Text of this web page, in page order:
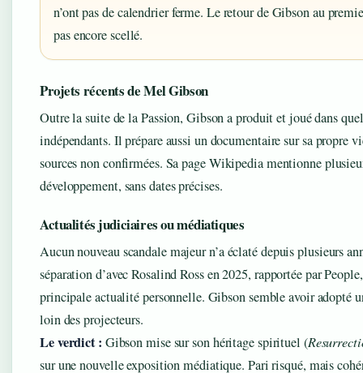
n’ont pas de calendrier ferme. Le retour de Gibson au
pas encore scellé.
Projets récents de Mel Gibson
Outre la suite de la Passion, Gibson a produit et joué dans
indépendants. Il prépare aussi un documentaire sur sa propre
sources non confirmées. Sa page Wikipedia mentionne
développement, sans dates précises.
Actualités judiciaires ou médiatiques
Aucun nouveau scandale majeur n’a éclaté depuis plusieurs
séparation d’avec Rosalind Ross en 2025, rapportée par
principale actualité personnelle. Gibson semble avoir adopté
loin des projecteurs.
Le verdict : Gibson mise sur son héritage spirituel (
sur une nouvelle exposition médiatique. Pari risqué, mais